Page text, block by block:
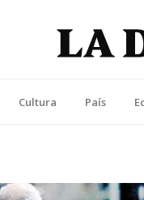
Cultura País